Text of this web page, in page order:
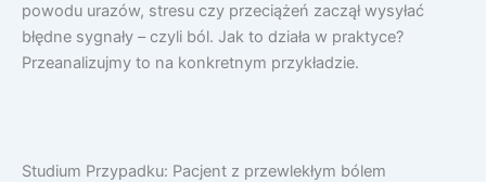
powodu urazów, stresu czy przeciążeń zaczął wysyłać
błędne sygnały – czyli ból. Jak to działa w praktyce?
Przeanalizujmy to na konkretnym przykładzie.
Studium Przypadku: Pacjent z przewlekłym bólem